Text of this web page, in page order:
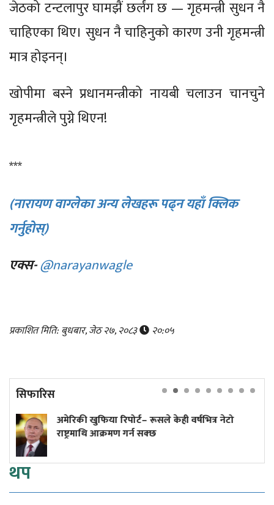
जेठको टन्टलापुर घामझैं छर्लंग छ — गृहमन्त्री सुधन नै
चाहिएका थिए। सुधन नै चाहिनुको कारण उनी गृहमन्त्री
मात्र होइनन्।
खोपीमा बस्ने प्रधानमन्त्रीको नायबी चलाउन चानचुने
गृहमन्त्रीले पुग्ने थिएन!
***
(नारायण वाग्लेका अन्य लेखहरू पढ्न यहाँ क्लिक
गर्नुहोस्)
एक्स-@narayanwagle
प्रकाशित मिति: बुधबार, जेठ २७, २०८३ २०:०५
सिफारिस
रिपोर्ट– रूसले केही वर्षभित्र नेटो
आक्रमण गर्न सक्छ
अनलाइन
थप